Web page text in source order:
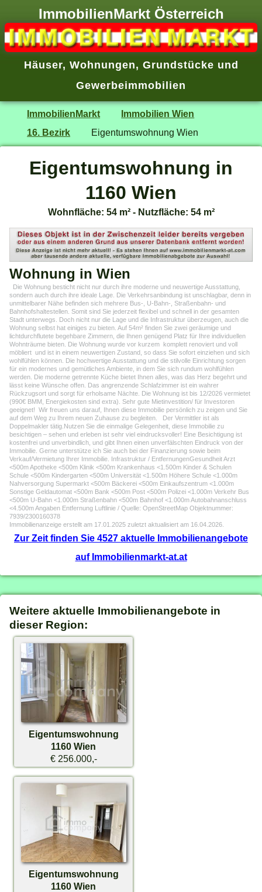
ImmobilienMarkt Österreich
Häuser, Wohnungen, Grundstücke und
Gewerbeimmobilien
ImmobilienMarkt
Immobilien Wien
16. Bezirk
Eigentumswohnung Wien
Eigentumswohnung in
1160 Wien
Wohnfläche: 54 m² - Nutzfläche: 54 m²
Wohnung in Wien
Die Wohnung besticht nicht nur durch ihre moderne und neuwertige Ausstattung,
sondern auch durch ihre ideale Lage. Die Verkehrsanbindung ist unschlagbar, denn in
unmittelbarer Nähe befinden sich mehrere Bus-, U-Bahn-, Straßenbahn- und
Bahnhofshaltestellen. Somit sind Sie jederzeit flexibel und schnell in der gesamten
Stadt unterwegs. Doch nicht nur die Lage und die Infrastruktur überzeugen, auch die
Wohnung selbst hat einiges zu bieten. Auf 54m² finden Sie zwei geräumige und
lichtdurchflutete begehbare Zimmern, die Ihnen genügend Platz für Ihre individuellen
Wohnträume bieten. Die Wohnung wurde vor kurzem komplett renoviert und voll
möbliert und ist in einem neuwertigen Zustand, so dass Sie sofort einziehen und sich
wohlfühlen können. Die hochwertige Ausstattung und die stilvolle Einrichtung sorgen
für ein modernes und gemütliches Ambiente, in dem Sie sich rundum wohlfühlen
werden. Die moderne getrennte Küche bietet Ihnen alles, was das Herz begehrt und
lässt keine Wünsche offen. Das angrenzende Schlafzimmer ist ein wahrer
Rückzugsort und sorgt für erholsame Nächte. Die Wohnung ist bis 12/2026 vermietet
(990€ BMM, Energiekosten sind extra). Sehr gute Mietinvestition/ für Investoren
geeignet! Wir freuen uns darauf, Ihnen diese Immobilie persönlich zu zeigen und Sie
auf dem Weg zu Ihrem neuen Zuhause zu begleiten. Der Vermittler ist als
Doppelmakler tätig.Nutzen Sie die einmalige Gelegenheit, diese Immobilie zu
besichtigen – sehen und erleben ist sehr viel eindrucksvoller! Eine Besichtigung ist
kostenfrei und unverbindlich, und gibt Ihnen einen unverfälschten Eindruck von der
Immobilie. Gerne unterstütze ich Sie auch bei der Finanzierung sowie beim
Verkauf/Vermietung Ihrer Immobilie. Infrastruktur / EntfernungenGesundheit Arzt
<500m Apotheke <500m Klinik <500m Krankenhaus <1.500m Kinder & Schulen
Schule <500m Kindergarten <500m Universität <1.500m Höhere Schule <1.000m
Nahversorgung Supermarkt <500m Bäckerei <500m Einkaufszentrum <1.000m
Sonstige Geldautomat <500m Bank <500m Post <500m Polizei <1.000m Verkehr Bus
<500m U-Bahn <1.000m Straßenbahn <500m Bahnhof <1.000m Autobahnanschluss
<4.500m Angaben Entfernung Luftlinie / Quelle: OpenStreetMap Objektnummer:
7939/2300160378
Immobilienanzeige erstellt am 17.01.2025 zuletzt aktualisiert am 16.04.2026.
Zur Zeit finden Sie 4527 aktuelle Immobilienangebote
auf Immobilienmarkt-at.at
Weitere aktuelle Immobilienangebote in
dieser Region:
Eigentumswohnung
1160 Wien
€ 256.000,-
Eigentumswohnung
1160 Wien